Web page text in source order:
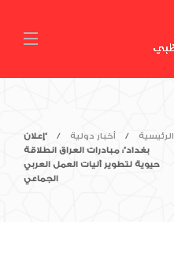
الرئيسية أخبار دولية
“إعلان
بغداد”: مبادرات العراق انطلاقة
حيوية لتطوير آليات العمل العربي
الجماعي